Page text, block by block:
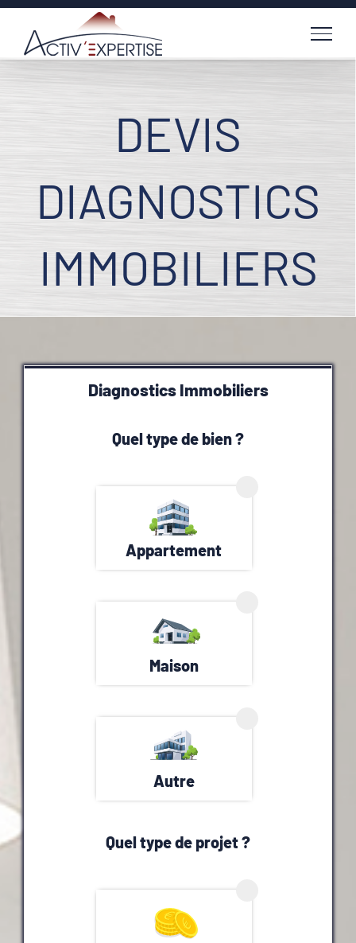
Passer
contenu
DEVIS
DIAGNOSTICS
IMMOBILIERS
Diagnostics Immobiliers
Quel type de bien ?
Appartement
Maison
Autre
Quel type de projet ?